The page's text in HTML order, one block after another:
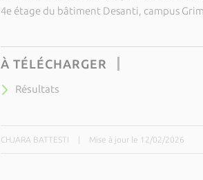
4e étage du bâtiment Desanti, campus
À TÉLÉCHARGER
Résultats
CHJARA BATTESTI Mise à jour le 12/02/2026